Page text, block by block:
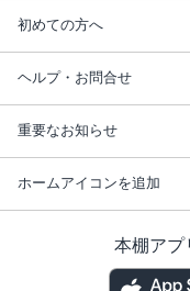
初めての方へ
ヘルプ・お問合せ
重要なお知らせ
ホームアイコンを追加
本棚アプ